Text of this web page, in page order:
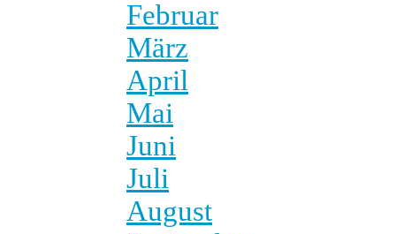
Februar
März
April
Mai
Juni
Juli
August